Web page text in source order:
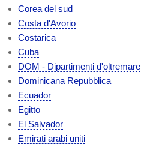
Corea del sud
Costa d'Avorio
Costarica
Cuba
DOM - Dipartimenti d'oltremare
Dominicana Repubblica
Ecuador
Egitto
El Salvador
Emirati arabi uniti